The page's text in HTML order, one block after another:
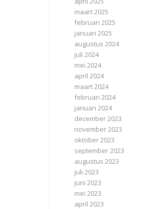
maart 2025
februari 2025
januari 2025
augustus 2024
juli 2024
mei 2024
april 2024
maart 2024
februari 2024
januari 2024
december 2023
november 2023
oktober 2023
september 2023
augustus 2023
juli 2023
juni 2023
mei 2023
april 2023